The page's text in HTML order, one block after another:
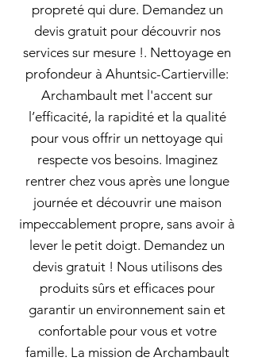
propreté qui dure. Demandez un
devis gratuit pour découvrir nos
services sur mesure !. Nettoyage en
profondeur à Ahuntsic-Cartierville:
Archambault met l'accent sur
l’efficacité, la rapidité et la qualité
pour vous offrir un nettoyage qui
respecte vos besoins. Imaginez
rentrer chez vous après une longue
journée et découvrir une maison
impeccablement propre, sans avoir à
lever le petit doigt. Demandez un
devis gratuit ! Nous utilisons des
produits sûrs et efficaces pour
garantir un environnement sain et
confortable pour vous et votre
famille. La mission de Archambault